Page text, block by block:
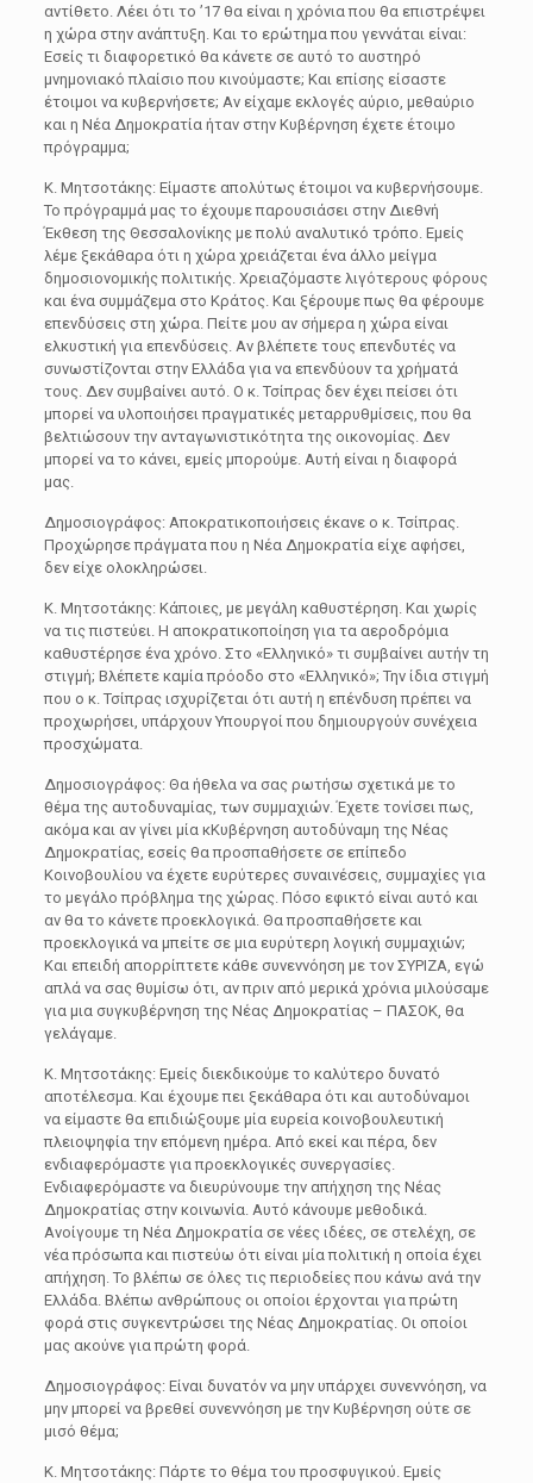
αντίθετο. Λέει ότι το ’17 θα είναι η χρόνια που θα επιστρέψει
η χώρα στην ανάπτυξη. Και το ερώτημα που γεννάται είναι:
Εσείς τι διαφορετικό θα κάνετε σε αυτό το αυστηρό
μνημονιακό πλαίσιο που κινούμαστε; Και επίσης είσαστε
έτοιμοι να κυβερνήσετε; Αν είχαμε εκλογές αύριο, μεθαύριο
και η Νέα Δημοκρατία ήταν στην Κυβέρνηση έχετε έτοιμο
πρόγραμμα;
Κ. Μητσοτάκης: Είμαστε απολύτως έτοιμοι να κυβερνήσουμε.
Το πρόγραμμά μας το έχουμε παρουσιάσει στην Διεθνή
Έκθεση της Θεσσαλονίκης με πολύ αναλυτικό τρόπο. Εμείς
λέμε ξεκάθαρα ότι η χώρα χρειάζεται ένα άλλο μείγμα
δημοσιονομικής πολιτικής. Χρειαζόμαστε λιγότερους φόρους
και ένα συμμάζεμα στο Κράτος. Και ξέρουμε πως θα φέρουμε
επενδύσεις στη χώρα. Πείτε μου αν σήμερα η χώρα είναι
ελκυστική για επενδύσεις. Αν βλέπετε τους επενδυτές να
συνωστίζονται στην Ελλάδα για να επενδύουν τα χρήματά
τους. Δεν συμβαίνει αυτό. Ο κ. Τσίπρας δεν έχει πείσει ότι
μπορεί να υλοποιήσει πραγματικές μεταρρυθμίσεις, που θα
βελτιώσουν την ανταγωνιστικότητα της οικονομίας. Δεν
μπορεί να το κάνει, εμείς μπορούμε. Αυτή είναι η διαφορά
μας.
Δημοσιογράφος: Αποκρατικοποιήσεις έκανε ο κ. Τσίπρας.
Προχώρησε πράγματα που η Νέα Δημοκρατία είχε αφήσει,
δεν είχε ολοκληρώσει.
Κ. Μητσοτάκης: Κάποιες, με μεγάλη καθυστέρηση. Και χωρίς
να τις πιστεύει. Η αποκρατικοποίηση για τα αεροδρόμια
καθυστέρησε ένα χρόνο. Στο «Ελληνικό» τι συμβαίνει αυτήν τη
στιγμή; Βλέπετε καμία πρόοδο στο «Ελληνικό»; Την ίδια στιγμή
που ο κ. Τσίπρας ισχυρίζεται ότι αυτή η επένδυση πρέπει να
προχωρήσει, υπάρχουν Υπουργοί που δημιουργούν συνέχεια
προσχώματα.
Δημοσιογράφος: Θα ήθελα να σας ρωτήσω σχετικά με το
θέμα της αυτοδυναμίας, των συμμαχιών. Έχετε τονίσει πως,
ακόμα και αν γίνει μία κΚυβέρνηση αυτοδύναμη της Νέας
Δημοκρατίας, εσείς θα προσπαθήσετε σε επίπεδο
Κοινοβουλίου να έχετε ευρύτερες συναινέσεις, συμμαχίες για
το μεγάλο πρόβλημα της χώρας. Πόσο εφικτό είναι αυτό και
αν θα το κάνετε προεκλογικά. Θα προσπαθήσετε και
προεκλογικά να μπείτε σε μια ευρύτερη λογική συμμαχιών;
Και επειδή απορρίπτετε κάθε συνεννόηση με τον ΣΥΡΙΖΑ, εγώ
απλά να σας θυμίσω ότι, αν πριν από μερικά χρόνια μιλούσαμε
για μια συγκυβέρνηση της Νέας Δημοκρατίας – ΠΑΣΟΚ, θα
γελάγαμε.
Κ. Μητσοτάκης: Εμείς διεκδικούμε το καλύτερο δυνατό
αποτέλεσμα. Και έχουμε πει ξεκάθαρα ότι και αυτοδύναμοι
να είμαστε θα επιδιώξουμε μία ευρεία κοινοβουλευτική
πλειοψηφία την επόμενη ημέρα. Από εκεί και πέρα, δεν
ενδιαφερόμαστε για προεκλογικές συνεργασίες.
Ενδιαφερόμαστε να διευρύνουμε την απήχηση της Νέας
Δημοκρατίας στην κοινωνία. Αυτό κάνουμε μεθοδικά.
Ανοίγουμε τη Νέα Δημοκρατία σε νέες ιδέες, σε στελέχη, σε
νέα πρόσωπα και πιστεύω ότι είναι μία πολιτική η οποία έχει
απήχηση. Το βλέπω σε όλες τις περιοδείες που κάνω ανά την
Ελλάδα. Βλέπω ανθρώπους οι οποίοι έρχονται για πρώτη
φορά στις συγκεντρώσει της Νέας Δημοκρατίας. Οι οποίοι
μας ακούνε για πρώτη φορά.
Δημοσιογράφος: Είναι δυνατόν να μην υπάρχει συνεννόηση, να
μην μπορεί να βρεθεί συνεννόηση με την Κυβέρνηση ούτε σε
μισό θέμα;
Κ. Μητσοτάκης: Πάρτε το θέμα του προσφυγικού. Εμείς